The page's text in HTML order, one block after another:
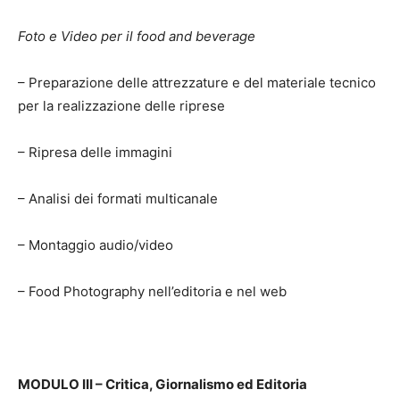
Foto e Video per il food and beverage
– Preparazione delle attrezzature e del materiale tecnico
per la realizzazione delle riprese
– Ripresa delle immagini
– Analisi dei formati multicanale
– Montaggio audio/video
– Food Photography nell’editoria e nel web
MODULO III – Critica, Giornalismo ed Editoria